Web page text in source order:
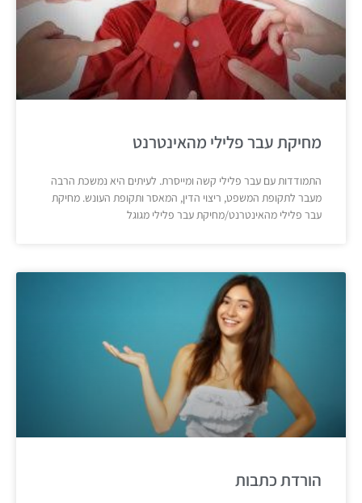
מחיקת עבר פלילי מהאינטרנט
התמודדות עם עבר פלילי קשה ומייסרת. לעיתים היא נמשכת הרבה
מעבר לתקופת המשפט, ריצוי הדין, המאסר ותקופת העונש. מחיקת
עבר פלילי מהאינטרנט/מחיקת עבר פלילי מגוגל
הורדת כתבות